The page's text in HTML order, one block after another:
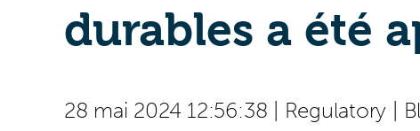
durables a été
28 mai 2024 12:56:38 Regulatory